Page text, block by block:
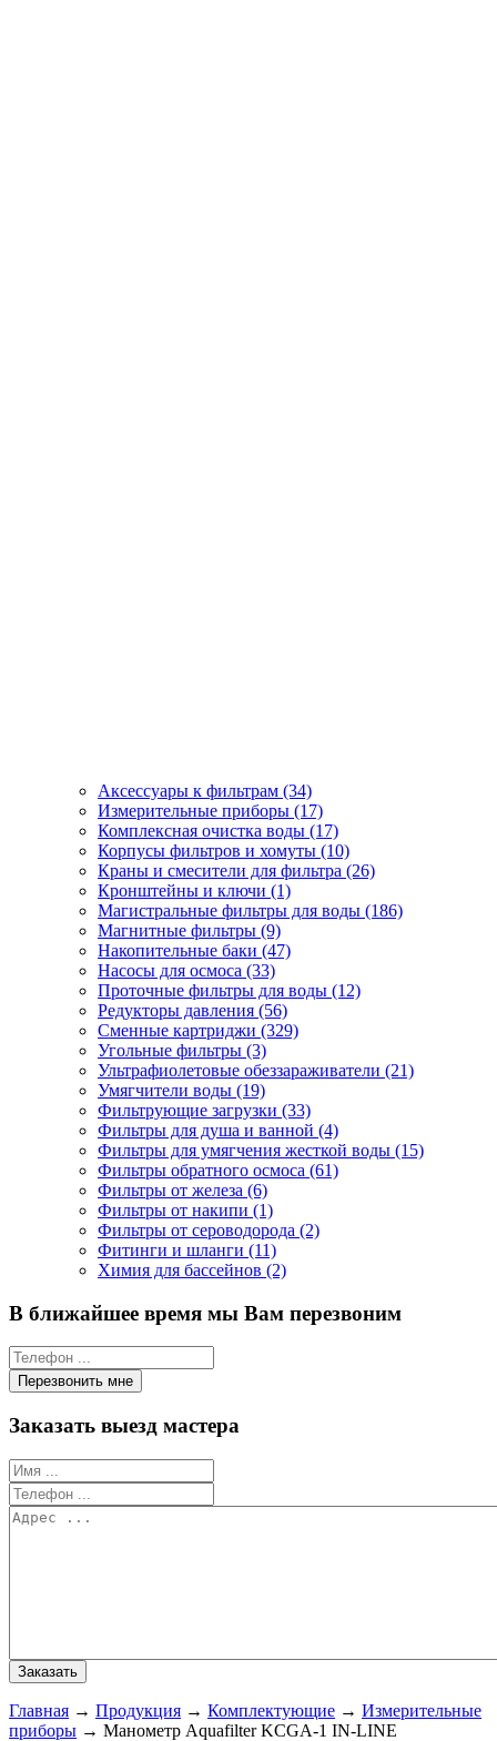
Аксессуары к фильтрам (34)
Измерительные приборы (17)
Комплексная очистка воды (17)
Корпусы фильтров и хомуты (10)
Краны и смесители для фильтра (26)
Кронштейны и ключи (1)
Магистральные фильтры для воды (186)
Магнитные фильтры (9)
Накопительные баки (47)
Насосы для осмоса (33)
Проточные фильтры для воды (12)
Редукторы давления (56)
Сменные картриджи (329)
Угольные фильтры (3)
Ультрафиолетовые обеззараживатели (21)
Умягчители воды (19)
Фильтрующие загрузки (33)
Фильтры для душа и ванной (4)
Фильтры для умягчения жесткой воды (15)
Фильтры обратного осмоса (61)
Фильтры от железа (6)
Фильтры от накипи (1)
Фильтры от сероводорода (2)
Фитинги и шланги (11)
Химия для бассейнов (2)
В ближайшее время мы Вам перезвоним
Заказать выезд мастера
Главная → Продукция → Комплектующие → Измерительные
приборы → Манометр Aquafilter KCGA-1 IN-LINE